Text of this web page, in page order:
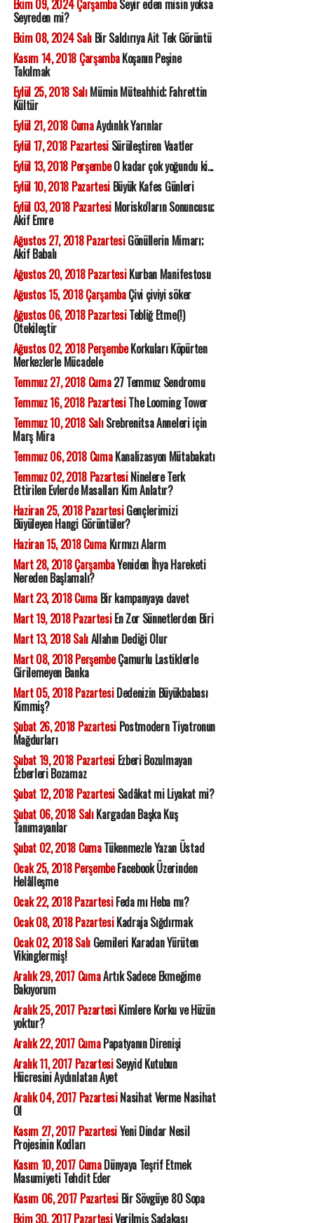
Ekim 09, 2024 ÇarşambaSeyir eden misin yoksa
Seyreden mi?
Ekim 08, 2024 SalıBir Saldırıya Ait Tek Görüntü
Kasım 14, 2018 ÇarşambaKoşanın Peşine
Takılmak
Eylül 25, 2018 SalıMümin Müteahhid; Fahrettin
Kültür
Eylül 21, 2018 CumaAydınlık Yarınlar
Eylül 17, 2018 PazartesiSürüleştiren Vaatler
Eylül 13, 2018 PerşembeO kadar çok yoğundu ki...
Eylül 10, 2018 PazartesiBüyük Kafes Günleri
Eylül 03, 2018 PazartesiMorisko'ların Sonuncusu;
Akif Emre
Ağustos 27, 2018 PazartesiGönüllerin Mimarı;
Akif Babalı
Ağustos 20, 2018 PazartesiKurban Manifestosu
Ağustos 15, 2018 ÇarşambaÇivi çiviyi söker
Ağustos 06, 2018 PazartesiTebliğ Etme(!)
Ötekileştir
Ağustos 02, 2018 PerşembeKorkuları Köpürten
Merkezlerle Mücadele
Temmuz 27, 2018 Cuma27 Temmuz Sendromu
Temmuz 16, 2018 PazartesiThe Looming Tower
Temmuz 10, 2018 SalıSrebrenitsa Anneleri için
Marş Mira
Temmuz 06, 2018 CumaKanalizasyon Mütabakatı
Temmuz 02, 2018 PazartesiNinelere Terk
Ettirilen Evlerde Masalları Kim Anlatır?
Haziran 25, 2018 PazartesiGençlerimizi
Büyüleyen Hangi Görüntüler?
Haziran 15, 2018 CumaKırmızı Alarm
Mart 28, 2018 ÇarşambaYeniden İhya Hareketi
Nereden Başlamalı?
Mart 23, 2018 CumaBir kampanyaya davet
Mart 19, 2018 PazartesiEn Zor Sünnetlerden Biri
Mart 13, 2018 SalıAllahın Dediği Olur
Mart 08, 2018 PerşembeÇamurlu Lastiklerle
Girilemeyen Banka
Mart 05, 2018 PazartesiDedenizin Büyükbabası
Kimmiş?
Şubat 26, 2018 PazartesiPostmodern Tiyatronun
Mağdurları
Şubat 19, 2018 PazartesiEzberi Bozulmayan
Ezberleri Bozamaz
Şubat 12, 2018 PazartesiSadâkat mi Liyakat mi?
Şubat 06, 2018 SalıKargadan Başka Kuş
Tanımayanlar
Şubat 02, 2018 CumaTükenmezle Yazan Üstad
Ocak 25, 2018 PerşembeFacebook Üzerinden
Helâlleşme
Ocak 22, 2018 PazartesiFeda mı Heba mı?
Ocak 08, 2018 PazartesiKadraja Sığdırmak
Ocak 02, 2018 SalıGemileri Karadan Yürüten
Vikinglermiş!
Aralık 29, 2017 CumaArtık Sadece Ekmeğime
Bakıyorum
Aralık 25, 2017 PazartesiKimlere Korku ve Hüzün
yoktur?
Aralık 22, 2017 CumaPapatyanın Direnişi
Aralık 11, 2017 PazartesiSeyyid Kutubun
Hücresini Aydınlatan Ayet
Aralık 04, 2017 PazartesiNasihat Verme Nasihat
Ol
Kasım 27, 2017 PazartesiYeni Dindar Nesil
Projesinin Kodları
Kasım 10, 2017 CumaDünyaya Teşrif Etmek
Masumiyeti Tehdit Eder
Kasım 06, 2017 PazartesiBir Sövgüye 80 Sopa
Ekim 30, 2017 PazartesiVerilmiş Sadakası